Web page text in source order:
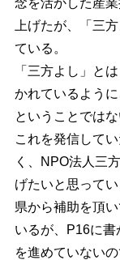
念を活かした産
上げたが、「三
ている。
「三方よし」と
かれているよう
ということでは
これを発信して
く、NPO法人三
げたいと思ってい
県から補助を頂
いるが、P16に書
を進めていない